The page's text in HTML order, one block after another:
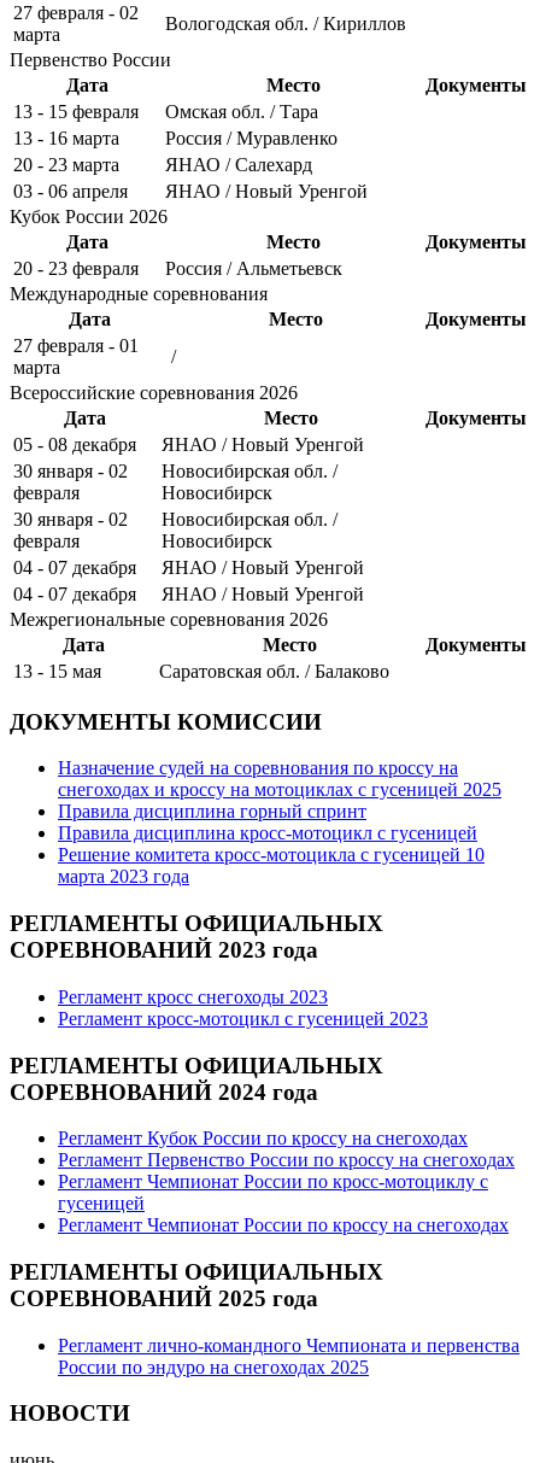
27 февраля - 02
марта
Вологодская обл. / Кириллов
Первенство России
Дата
Место
Документы
13 - 15 февраля
Омская обл. / Тара
13 - 16 марта
Россия / Муравленко
20 - 23 марта
ЯНАО / Салехард
03 - 06 апреля
ЯНАО / Новый Уренгой
Кубок России 2026
Дата
Место
Документы
20 - 23 февраля
Россия / Альметьевск
Международные соревнования
Дата
Место
Документы
27 февраля - 01
марта
/
Всероссийские соревнования 2026
Дата
Место
Документы
05 - 08 декабря
ЯНАО / Новый Уренгой
30 января - 02
февраля
Новосибирская обл. /
Новосибирск
30 января - 02
февраля
Новосибирская обл. /
Новосибирск
04 - 07 декабря
ЯНАО / Новый Уренгой
04 - 07 декабря
ЯНАО / Новый Уренгой
Межрегиональные соревнования 2026
Дата
Место
Документы
13 - 15 мая
Саратовская обл. / Балаково
ДОКУМЕНТЫ КОМИССИИ
Назначение судей на соревнования по кроссу на
снегоходах и кроссу на мотоциклах с гусеницей 2025
Правила дисциплина горный спринт
Правила дисциплина кросс-мотоцикл с гусеницей
Решение комитета кросс-мотоцикла с гусеницей 10
марта 2023 года
РЕГЛАМЕНТЫ ОФИЦИАЛЬНЫХ
СОРЕВНОВАНИЙ 2023 года
Регламент кросс снегоходы 2023
Регламент кросс-мотоцикл с гусеницей 2023
РЕГЛАМЕНТЫ ОФИЦИАЛЬНЫХ
СОРЕВНОВАНИЙ 2024 года
Регламент Кубок России по кроссу на снегоходах
Регламент Первенство России по кроссу на снегоходах
Регламент Чемпионат России по кросс-мотоциклу с
гусеницей
Регламент Чемпионат России по кроссу на снегоходах
РЕГЛАМЕНТЫ ОФИЦИАЛЬНЫХ
СОРЕВНОВАНИЙ 2025 года
Регламент лично-командного Чемпионата и первенства
России по эндуро на снегоходах 2025
НОВОСТИ